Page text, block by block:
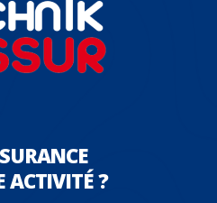
ACTIVITÉ ?